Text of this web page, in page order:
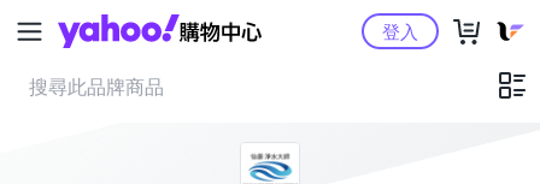
Yahoo購物中心登入